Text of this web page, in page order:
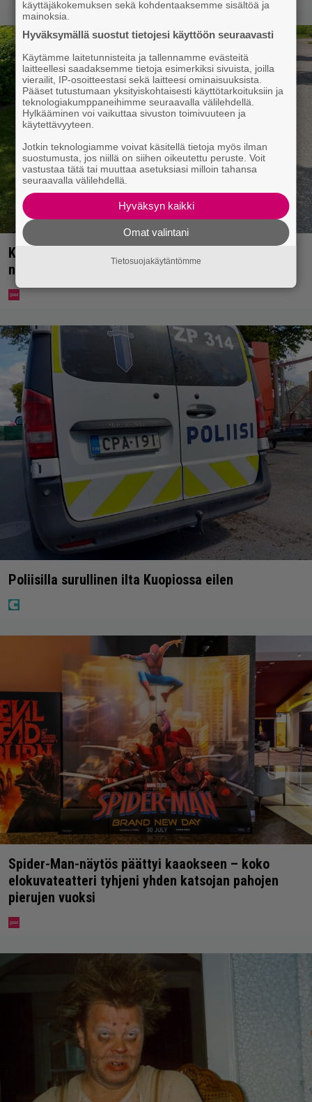
Koululaisille jaetaan ilmaisia heijastinreppuja –
näin voit lunastaa omasi S-marketista
Poliisilla surullinen ilta Kuopiossa eilen
Spider-Man-näytös päättyi kaaokseen – koko
elokuvateatteri tyhjeni yhden katsojan pahojen
pierujen vuoksi
käyttäjäkokemuksen sekä kohdentaaksemme sisältöä ja
mainoksia.
Hyväksymällä suostut tietojesi käyttöön seuraavasti
Käytämme laitetunnisteita ja tallennamme evästeitä
laitteellesi saadaksemme tietoja esimerkiksi sivuista, joilla
vierailit, IP-osoitteestasi sekä laitteesi ominaisuuksista.
Pääset tutustumaan yksityiskohtaisesti käyttötarkoituksiin ja
teknologiakumppaneihimme seuraavalla välilehdellä.
Hylkääminen voi vaikuttaa sivuston toimivuuteen ja
käytettävyyteen.
Jotkin teknologiamme voivat käsitellä tietoja myös ilman
suostumusta, jos niillä on siihen oikeutettu peruste. Voit
vastustaa tätä tai muuttaa asetuksiasi milloin tahansa
seuraavalla välilehdellä.
Hyväksyn kaikki
Omat valintani
Tietosuojakäytäntömme